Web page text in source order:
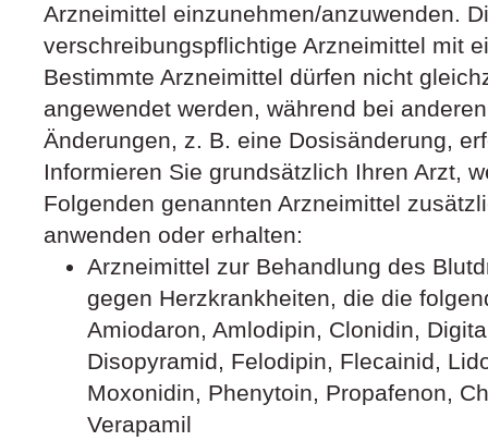
Arzneimittel einzunehmen/anzuwenden.
verschreibungspflichtige Arzneimittel mit
Bestimmte Arzneimittel dürfen nicht
angewendet werden, während bei
Änderungen, z. B. eine Dosisänderung,
Informieren Sie grundsätzlich Ihren Arzt,
Folgenden genannten Arzneimittel
anwenden oder erhalten:
Arzneimittel zur Behandlung des
gegen Herzkrankheiten, die die
Amiodaron, Amlodipin, Clonidin,
Disopyramid, Felodipin, Flecainid,
Moxonidin, Phenytoin, Propafenon,
Verapamil